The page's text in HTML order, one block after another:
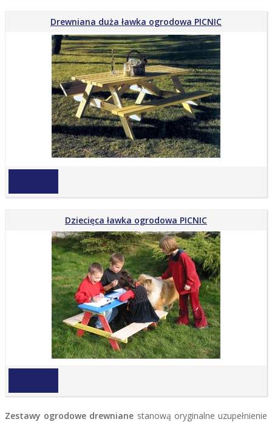
Drewniana duża ławka ogrodowa PICNIC
Dziecięca ławka ogrodowa PICNIC
Zestawy ogrodowe drewniane stanową oryginalne uzupełnienie